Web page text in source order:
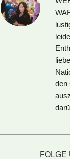
den
FOLGE